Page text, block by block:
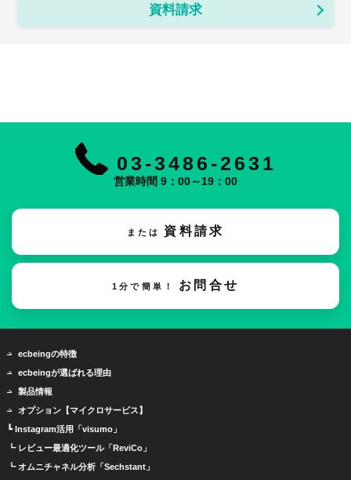
資料請求
03-3486-2631
営業時間 9：00～19：00
または 資料請求
1分で簡単！ お問合せ
ecbeingの特徴
ecbeingが選ばれる理由
製品情報
オプション【マイクロサービス】
┗ Instagram活用「visumo」
┗ レビュー最適化ツール「ReviCo」
┗ オムニチャネル分析「Sechstant」